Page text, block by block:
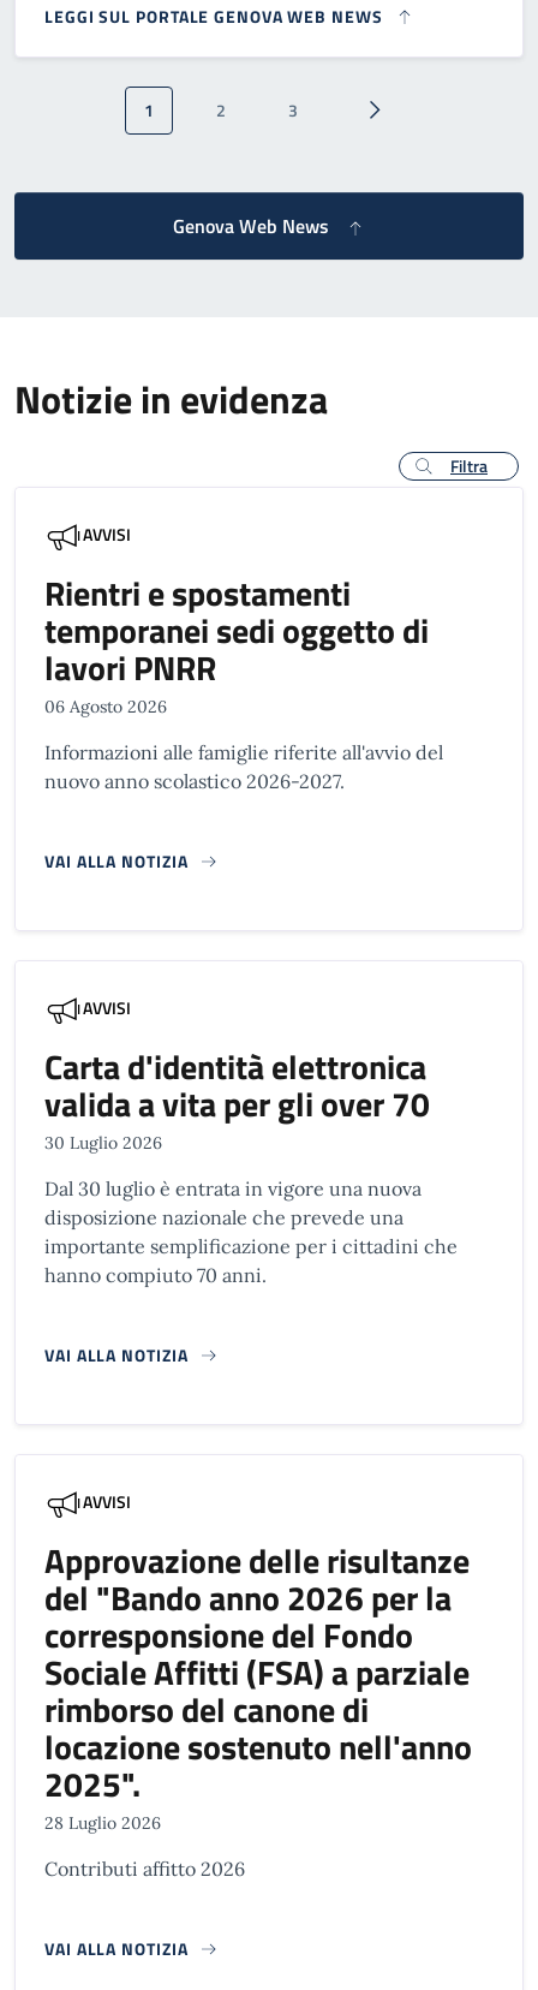
LEGGI SUL PORTALE GENOVA WEB NEWS
Paginazione
Pagina attuale
1 Pagina
2 Pagina
3 Pagina successiva
Genova Web News
Notizie in evidenza
Filtra
AVVISI
Rientri e spostamenti
temporanei sedi oggetto di
lavori PNRR
06 Agosto 2026
Informazioni alle famiglie riferite all'avvio del
nuovo anno scolastico 2026-2027.
VAI ALLA NOTIZIA
AVVISI
Carta d'identità elettronica
valida a vita per gli over 70
30 Luglio 2026
Dal 30 luglio è entrata in vigore una nuova
disposizione nazionale che prevede una
importante semplificazione per i cittadini che
hanno compiuto 70 anni.
VAI ALLA NOTIZIA
AVVISI
Approvazione delle risultanze
del "Bando anno 2026 per la
corresponsione del Fondo
Sociale Affitti (FSA) a parziale
rimborso del canone di
locazione sostenuto nell'anno
2025".
28 Luglio 2026
Contributi affitto 2026
VAI ALLA NOTIZIA